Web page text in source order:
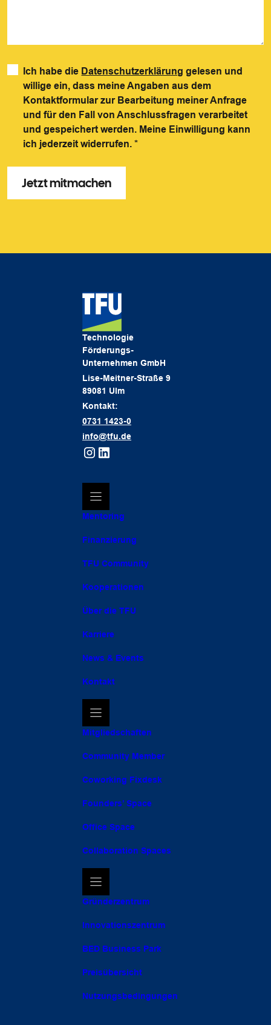
Ich habe die Datenschutzerklärung gelesen und
willige ein, dass meine Angaben aus dem
Kontaktformular zur Bearbeitung meiner Anfrage
und für den Fall von Anschlussfragen verarbeitet
und gespeichert werden. Meine Einwilligung kann
ich jederzeit widerrufen.*
Technologie
Förderungs-
Unternehmen GmbH
Lise-Meitner-Straße 9
89081 Ulm
Kontakt:
0731 1423-0
info@tfu.de
Mentoring
Finanzierung
TFU Community
Kooperationen
Über die TFU
Karriere
News & Events
Kontakt
Mitgliedschaften
Community Member
Coworking Fixdesk
Founders’ Space
Office Space
Collaboration Spaces
Gründerzentrum
Innovationszentrum
BED Business Park
Preisübersicht
Nutzungsbedingungen